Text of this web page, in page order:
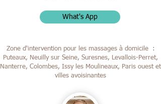
What's App
Zone d'intervention pour les massages à domicile :
Puteaux, Neuilly sur Seine, Suresnes, Levallois-Perret,
Nanterre, Colombes, Issy les Moulineaux, Paris ouest et
villes avoisinantes